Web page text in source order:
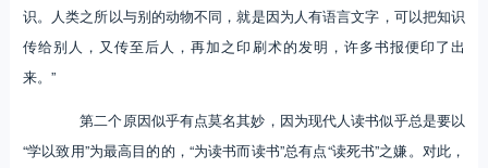
识。人类之所以与别的动物不同，就是因为人有语言文字，可以把知识
传给别人，又传至后人，再加之印刷术的发明，许多书报便印了出
来。”
第二个原因似乎有点莫名其妙，因为现代人读书似乎总是要以
“学以致用”为最高目的的，“为读书而读书”总有点“读死书”之嫌。对此，